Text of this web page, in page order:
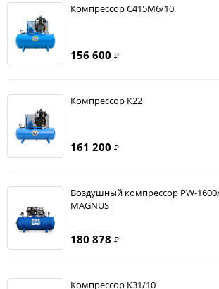
Компрессор С415М6/10
156 600 ₽
Компрессор К22
161 200 ₽
Воздушный компрессор PW-
MAGNUS
180 878 ₽
Компрессор К31/10